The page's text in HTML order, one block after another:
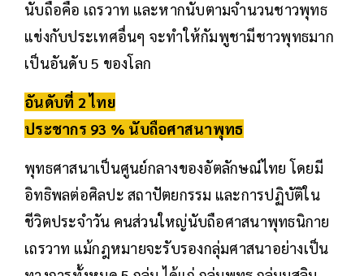
นับถือคือ เถรวาท และหากนับตามจำนวนชาวพุทธ
แข่งกับประเทศอื่นๆ จะทำให้กัมพูชามีชาวพุทธมาก
เป็นอันดับ 5 ของโลก
อันดับที่ 2 ไทย
ประชากร 93 % นับถือศาสนาพุทธ
พุทธศาสนาเป็นศูนย์กลางของอัตลักษณ์ไทย โดยมี
อิทธิพลต่อศิลปะ สถาปัตยกรรม และการปฏิบัติใน
ชีวิตประจำวัน คนส่วนใหญ่นับถือศาสนาพุทธนิกาย
เถรวาท แม้กฎหมายจะรับรองกลุ่มศาสนาอย่างเป็น